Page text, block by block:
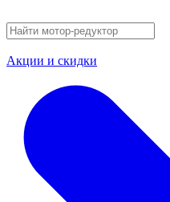
Акции и скидки